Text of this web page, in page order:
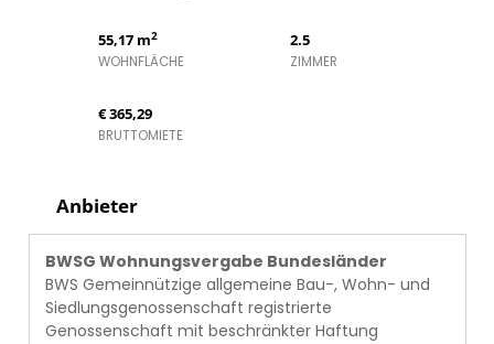
55,17 m2
WOHNFLÄCHE
2.5
ZIMMER
€ 365,29
BRUTTOMIETE
Anbieter
BWSG Wohnungsvergabe Bundesländer
BWS Gemeinnützige allgemeine Bau-, Wohn- und
Siedlungsgenossenschaft registrierte
Genossenschaft mit beschränkter Haftung